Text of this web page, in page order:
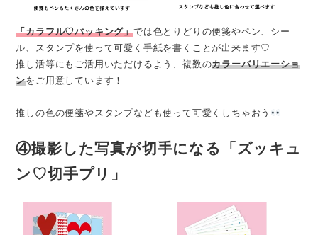
「カラフル♡パッキング」では色とりどりの便箋やペン、シー
ル、スタンプを使って可愛く手紙を書くことが出来ます♡
推し活等にもご活用いただけるよう、複数のカラーバリエーショ
ンをご用意しています！
推しの色の便箋やスタンプなども使って可愛くしちゃおう
④撮影した写真が切手になる「ズッキュ
ン♡切手プリ」